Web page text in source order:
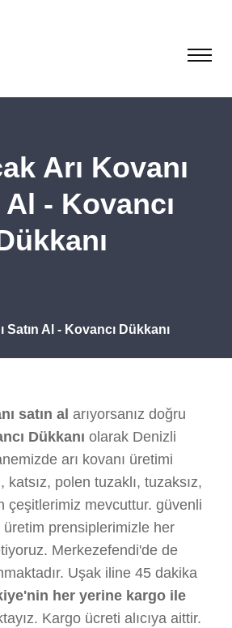
Arı Kovanı
Al - Kovancı
Satın Al - Kovancı Dükkanı
satın al arıyorsanız doğru
Dükkanı olarak Denizli
arı kovanı üretimi
katsız, polen tuzaklı, tuzaksız,
çeşitlerimiz mevcuttur. güvenli
üretim prensiplerimizle her
Merkezefendi'de de
Uşak iline 45 dakika
her yerine kargo ile
Kargo ücreti alıcıya aittir.